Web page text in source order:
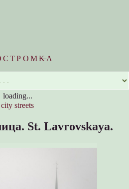
KА
loading...
city streets
St. Lavrovskaya.